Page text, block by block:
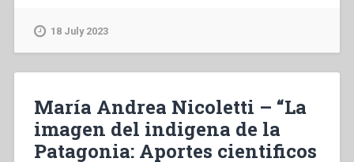
social
impact
of
18 July 2023
María Andrea Nicoletti – “La
imagen del indigena de la
Patagonia: Aportes cientificos